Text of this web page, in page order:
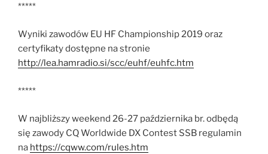
*****
Wyniki zawodów EU HF Championship 2019 oraz
certyfikaty dostępne na stronie
http://lea.hamradio.si/scc/euhf/euhfc.htm
*****
W najbliższy weekend 26-27 października br. odbędą
się zawody CQ Worldwide DX Contest SSB regulamin
na https://cqww.com/rules.htm